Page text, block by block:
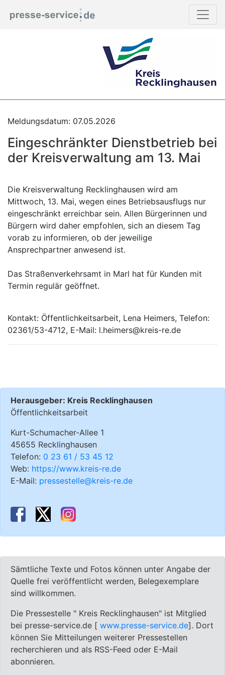
Meldungsdatum: 07.05.2026
Eingeschränkter Dienstbetrieb bei
der Kreisverwaltung am 13. Mai
Die Kreisverwaltung Recklinghausen wird am
Mittwoch, 13. Mai, wegen eines Betriebsausflugs nur
eingeschränkt erreichbar sein. Allen Bürgerinnen und
Bürgern wird daher empfohlen, sich an diesem Tag
vorab zu informieren, ob der jeweilige
Ansprechpartner anwesend ist.
Das Straßenverkehrsamt in Marl hat für Kunden mit
Termin regulär geöffnet.
Kontakt: Öffentlichkeitsarbeit, Lena Heimers, Telefon:
02361/53-4712, E-Mail: l.heimers@kreis-re.de
Herausgeber: Kreis Recklinghausen
Öffentlichkeitsarbeit
Kurt-Schumacher-Allee 1
45655 Recklinghausen
Telefon: 0 23 61 / 53 45 12
Web: https://www.kreis-re.de
E-Mail: pressestelle@kreis-re.de
Sämtliche Texte und Fotos können unter Angabe der
Quelle frei veröffentlicht werden, Belegexemplare
sind willkommen.
Die Pressestelle " Kreis Recklinghausen" ist Mitglied
bei presse-service.de [ www.presse-service.de]. Dort
können Sie Mitteilungen weiterer Pressestellen
recherchieren und als RSS-Feed oder E-Mail
abonnieren.